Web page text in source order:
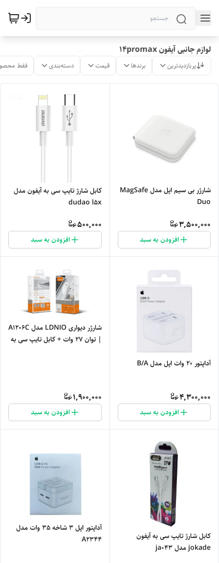
لوازم جانبی آیفون 14promax
پربازدیدترین برندها قیمت دسته‌بندی فقط
شارژر بی سیم اپل مدل MagSafe
Duo
3,500,000
افزودن به سبد
کابل شارژ تایپ سی به آیفون مدل
dudao l5x
500,000
افزودن به سبد
آداپتور 20 وات اپل مدل B/A
4,300,000
افزودن به سبد
شارژر دیواری LDNIO مدل A1206C
| توان ۲۷ وات + کابل تایپ سی به
1,900,000
افزودن به سبد
کابل شارژ تایپ سی به آیفون
jokade مدل ja043
آداپتور اپل 3 شاخه 35 وات مدل
A2344